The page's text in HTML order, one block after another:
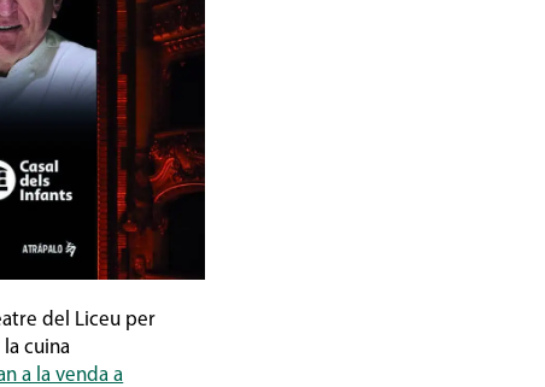
del Liceu per
cuina
a la venda a